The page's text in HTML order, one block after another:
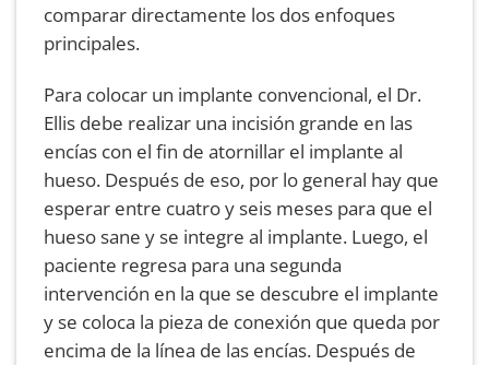
comparar directamente los dos enfoques
principales.
Para colocar un implante convencional, el Dr.
Ellis debe realizar una incisión grande en las
encías con el fin de atornillar el implante al
hueso. Después de eso, por lo general hay que
esperar entre cuatro y seis meses para que el
hueso sane y se integre al implante. Luego, el
paciente regresa para una segunda
intervención en la que se descubre el implante
y se coloca la pieza de conexión que queda por
encima de la línea de las encías. Después de